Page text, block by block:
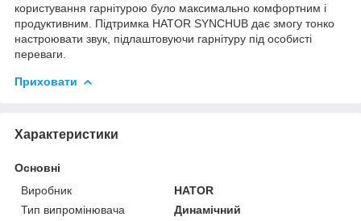
користування гарнітурою було максимально комфортним і
продуктивним. Підтримка HATOR SYNCHUB дає змогу тонко
настроювати звук, підлаштовуючи гарнітуру під особисті
переваги.
Приховати
Характеристики
Основні
Виробник
HATOR
Тип випромінювача
Динамічний